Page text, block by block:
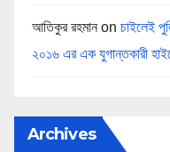
আতিকুর রহমান on চাইলেই
২০১৬ এর এক যুগান্তকারী
Archives